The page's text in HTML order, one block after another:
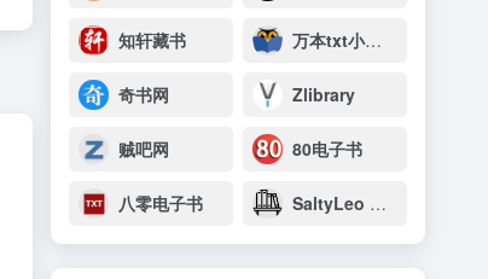
知轩藏书 万本txt小说下载网
奇书网 Zlibrary
贼吧网 80电子书
八零电子书 SaltyLeo 的书架